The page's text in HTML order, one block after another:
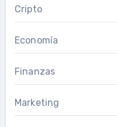
Cripto
Economía
Finanzas
Marketing